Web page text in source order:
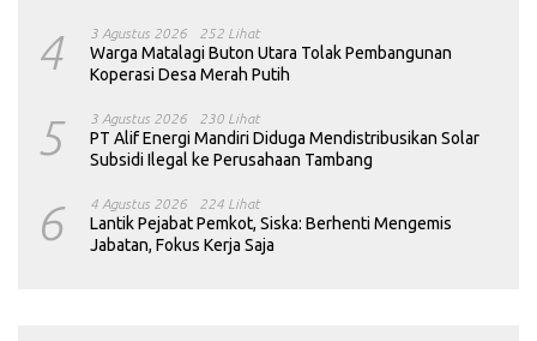
4 3 Agustus 2026 252 Lihat
Warga Matalagi Buton Utara Tolak Pembangunan
Koperasi Desa Merah Putih
5 3 Agustus 2026 230 Lihat
PT Alif Energi Mandiri Diduga Mendistribusikan Solar
Subsidi Ilegal ke Perusahaan Tambang
6 4 Agustus 2026 224 Lihat
Lantik Pejabat Pemkot, Siska: Berhenti Mengemis
Jabatan, Fokus Kerja Saja